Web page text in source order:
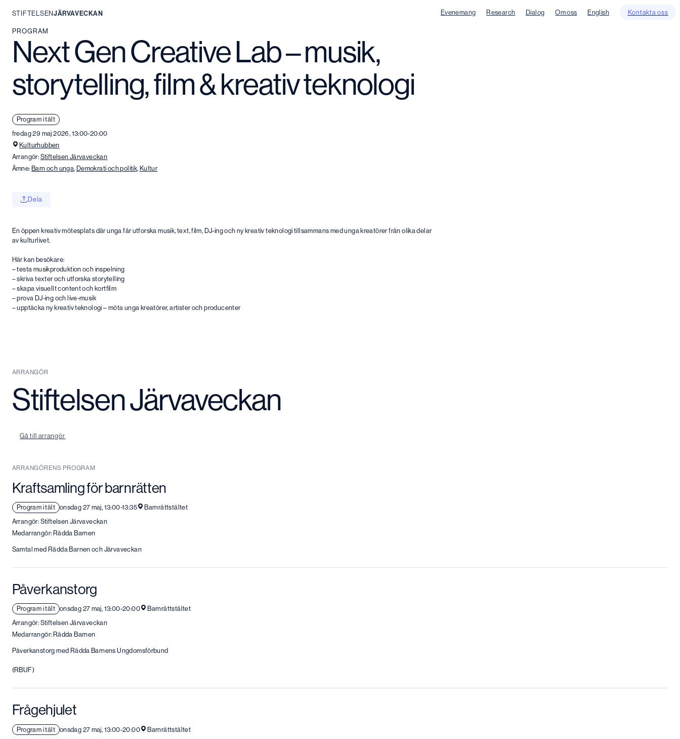
Hoppa
innehåll
STIFTELSENJÄRVAVECKAN Evenemang Research Dialog Om oss English Kontakta oss
PROGRAM
Next Gen Creative Lab – musik,
storytelling, film & kreativ teknologi
Program i tält
fredag 29 maj 2026, 13:00-20:00
Kulturhubben
Arrangör: Stiftelsen Järvaveckan
Ämne: Barn och unga, Demokrati och politik, Kultur
Dela
En öppen kreativ mötesplats där unga får utforska musik, text, film, DJ-ing och ny kreativ teknologi tillsammans med unga kreatörer från olika delar
av kulturlivet.
Här kan besökare:
– testa musikproduktion och inspelning
– skriva texter och utforska storytelling
– skapa visuellt content och kortfilm
– prova DJ-ing och live-musik
– upptäcka ny kreativ teknologi – möta unga kreatörer, artister och producenter
ARRANGÖR
Stiftelsen Järvaveckan
Gå till arrangör
ARRANGÖRENS PROGRAM
Kraftsamling för barnrätten
Program i tält onsdag 27 maj, 13:00-13:35
Barnrättstältet
Arrangör: Stiftelsen Järvaveckan
Medarrangör: Rädda Barnen
Samtal med Rädda Barnen och Järvaveckan
Påverkanstorg
Program i tält onsdag 27 maj, 13:00-20:00
Barnrättstältet
Arrangör: Stiftelsen Järvaveckan
Medarrangör: Rädda Barnen
Påverkanstorg med Rädda Barnens Ungdomsförbund
(RBUF)
Frågehjulet
Program i tält onsdag 27 maj, 13:00-20:00
Barnrättstältet